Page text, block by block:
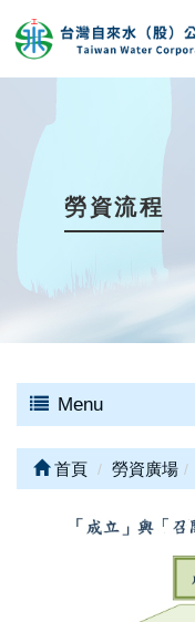
勞資流程
Menu
首頁 勞資廣場